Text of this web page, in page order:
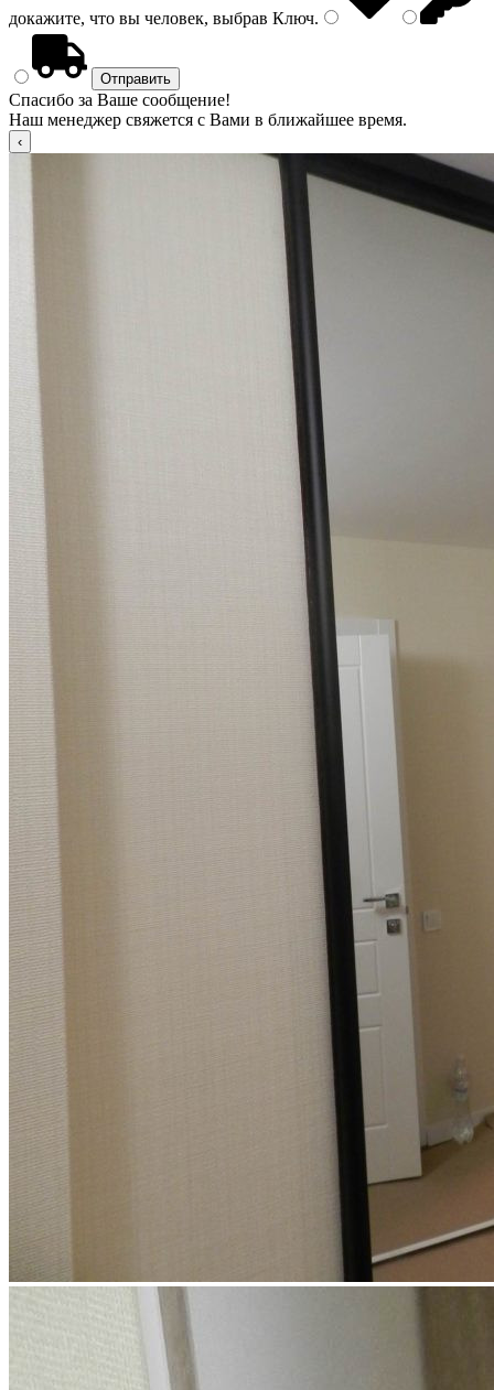
докажите, что вы человек, выбрав Ключ.
Спасибо за Ваше сообщение!
Наш менеджер свяжется с Вами в ближайшее время.